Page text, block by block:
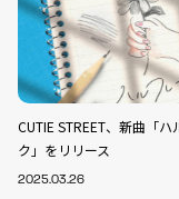
CUTIE STREET、新曲「ハ
ク」をリリース
2025.03.26